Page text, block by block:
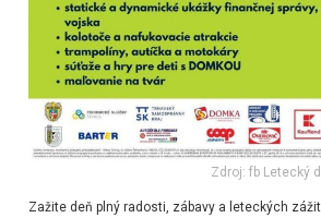
Zdroj: fb Letecký
Zažite deň plný radosti, zábavy a leteckých